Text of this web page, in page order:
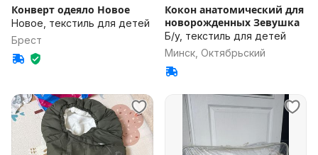
Конверт одеяло Новое
Новое, текстиль для детей
Брест
Кокон анатомический для
новорожденных Зевушка
Б/у, текстиль для детей
Минск, Октябрьский